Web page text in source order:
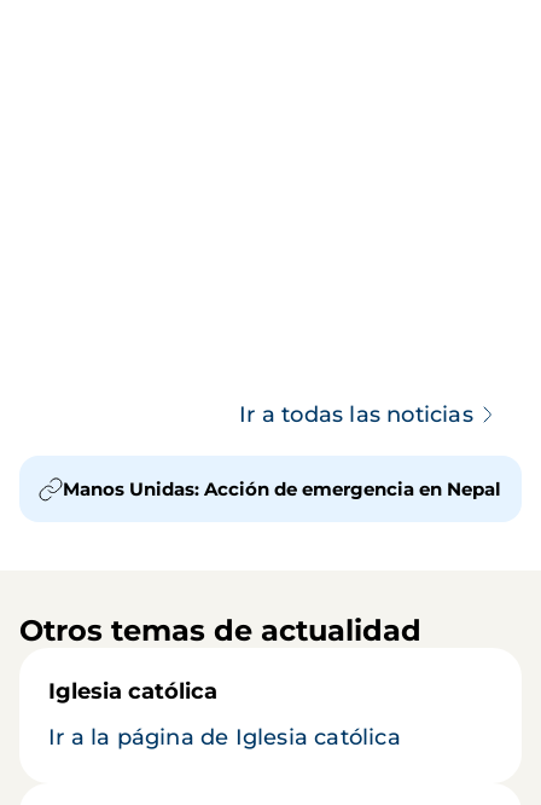
Ir a todas las noticias
Manos Unidas: Acción de emergencia en Nepal
Otros temas de actualidad
Iglesia católica
Ir a la página de Iglesia católica